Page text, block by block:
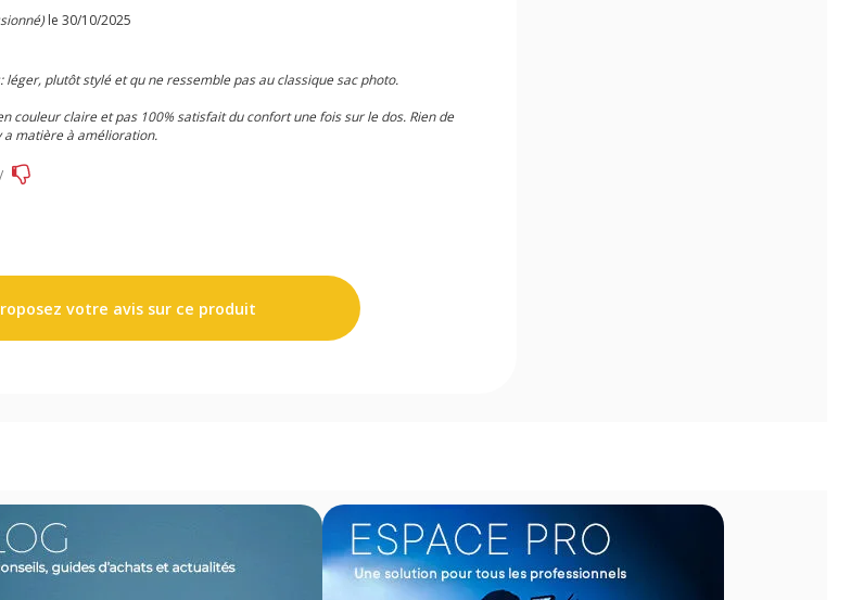
le 30/10/2025
plutôt stylé et qu ne ressemble pas au classique sac photo.
couleur claire et pas 100% satisfait du confort une fois sur le dos. Rien de
a matière à amélioration.
/
votre avis sur ce produit